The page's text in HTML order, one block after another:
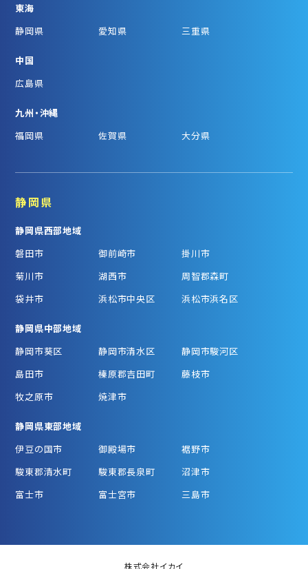
東海
静岡県
愛知県 三重県
中国
広島県
九州・沖縄
福岡県
佐賀県 大分県
静岡県
静岡県西部地域
磐田市
御前崎市
掛川市
菊川市
湖西市
周智郡森町
袋井市
浜松市中央区 浜松市浜名区
静岡県中部地域
静岡市葵区
静岡市清水区
静岡市駿河区
島田市
榛原郡吉田町
藤枝市
牧之原市
焼津市
静岡県東部地域
伊豆の国市
御殿場市
裾野市
駿東郡清水町
駿東郡長泉町
沼津市
富士市
富士宮市 三島市
株式会社イカイ